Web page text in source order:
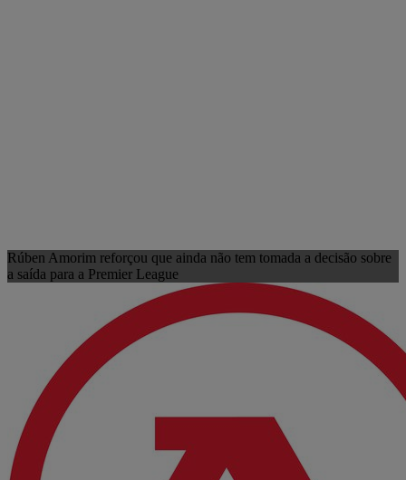
Rúben Amorim reforçou que ainda não tem tomada a decisão sobre
a saída para a Premier League